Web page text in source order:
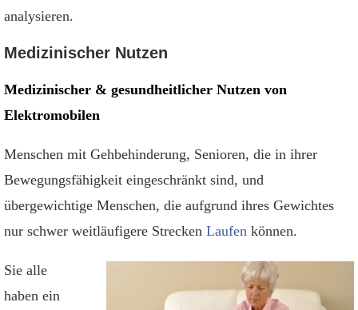
analysieren.
Medizinischer Nutzen
Medizinischer & gesundheitlicher Nutzen von
Elektromobilen
Menschen mit Gehbehinderung, Senioren, die in ihrer
Bewegungsfähigkeit eingeschränkt sind, und
übergewichtige Menschen, die aufgrund ihres Gewichtes
nur schwer weitläufigere Strecken Laufen können.
Sie alle
haben ein